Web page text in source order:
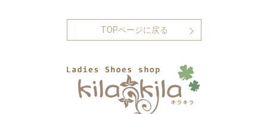
TOPページに戻る